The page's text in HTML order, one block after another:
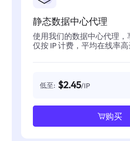
静态数据中心代理
使用我们的数据中心代理，
仅按 IP 计费，平均在线率高
低至: $2.45/IP
购买